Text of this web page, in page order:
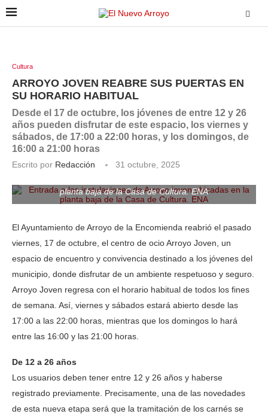
Cultura
ARROYO JOVEN REABRE SUS PUERTAS EN
SU HORARIO HABITUAL
Desde el 17 de octubre, los jóvenes de entre 12 y 26
años pueden disfrutar de este espacio, los viernes y
sábados, de 17:00 a 22:00 horas, y los domingos, de
16:00 a 21:00 horas
Escrito por Redacción
31 octubre, 2025
planta baja de la Casa de Cultura. ENA
El Ayuntamiento de Arroyo de la Encomienda reabrió el pasado
viernes, 17 de octubre, el centro de ocio Arroyo Joven, un
espacio de encuentro y convivencia destinado a los jóvenes del
municipio, donde disfrutar de un ambiente respetuoso y seguro.
Arroyo Joven regresa con el horario habitual de todos los fines
de semana. Así, viernes y sábados estará abierto desde las
17:00 a las 22:00 horas, mientras que los domingos lo hará
entre las 16:00 y las 21:00 horas.
De 12 a 26 años
Los usuarios deben tener entre 12 y 26 años y haberse
registrado previamente. Precisamente, una de las novedades
de esta nueva etapa será que la tramitación de los carnés se